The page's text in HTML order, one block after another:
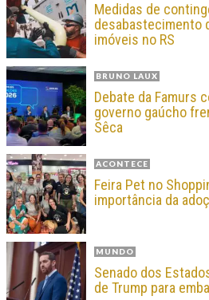
Medidas de
desabastecimento
imóveis no RS
BRUNO LAUX
Debate da Famurs
governo gaúcho
Sêca
ACONTECE
Feira Pet no
importância da
MUNDO
Senado dos
de Trump para